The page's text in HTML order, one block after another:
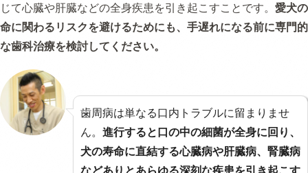
じて心臓や肝臓などの全身疾患を引き起こすことです。 愛犬の
命に関わるリスクを避けるためにも、手遅れになる前に専門的
な歯科治療を検討してください。
歯周病は単なる口内トラブルに留まりませ
ん。 進行すると口の中の細菌が全身に回り、
犬の寿命に直結する心臓病や肝臓病、腎臓病